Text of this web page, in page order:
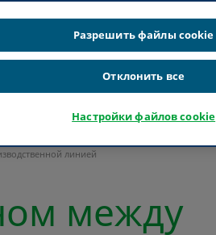
линией
между
Разрешить файлы cookie
Отклонить все
Настройки файлов cookie